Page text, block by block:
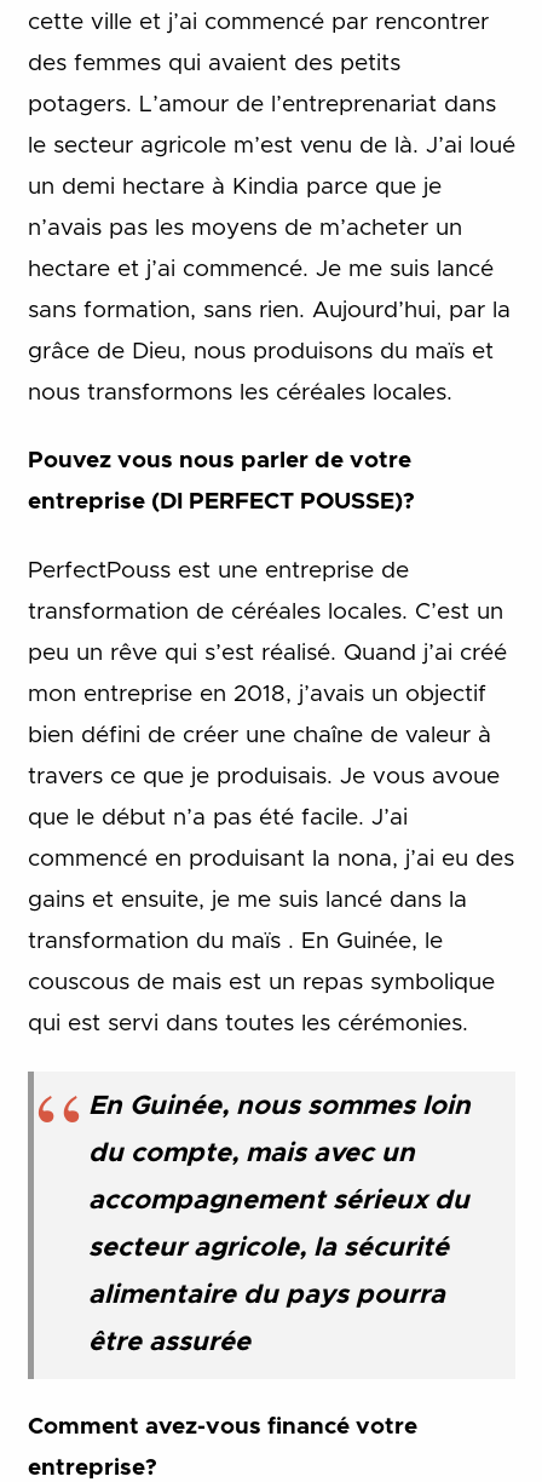
cette ville et j’ai commencé par rencontrer
des femmes qui avaient des petits
potagers. L’amour de l’entreprenariat dans
le secteur agricole m’est venu de là. J’ai loué
un demi hectare à Kindia parce que je
n’avais pas les moyens de m’acheter un
hectare et j’ai commencé. Je me suis lancé
sans formation, sans rien. Aujourd’hui, par la
grâce de Dieu, nous produisons du maïs et
nous transformons les céréales locales.
Pouvez vous nous parler de votre
entreprise (DI PERFECT POUSSE)?
PerfectPouss est une entreprise de
transformation de céréales locales. C’est un
peu un rêve qui s’est réalisé. Quand j’ai créé
mon entreprise en 2018, j’avais un objectif
bien défini de créer une chaîne de valeur à
travers ce que je produisais. Je vous avoue
que le début n’a pas été facile. J’ai
commencé en produisant la nona, j’ai eu des
gains et ensuite, je me suis lancé dans la
transformation du maïs . En Guinée, le
couscous de mais est un repas symbolique
qui est servi dans toutes les cérémonies.
En Guinée, nous sommes loin
du compte, mais avec un
accompagnement sérieux du
secteur agricole, la sécurité
alimentaire du pays pourra
être assurée
Comment avez-vous financé votre
entreprise?